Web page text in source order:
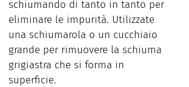
schiumando di tanto in tanto per
eliminare le impurità. Utilizzate
una schiumarola o un cucchiaio
grande per rimuovere la schiuma
grigiastra che si forma in
superficie.